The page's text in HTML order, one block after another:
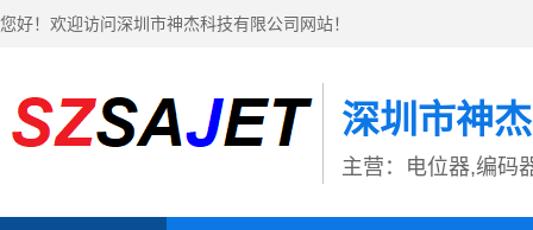
您好！欢迎访问深圳市神杰科技有限公司网站！
深圳市神
主营：电位器,编码